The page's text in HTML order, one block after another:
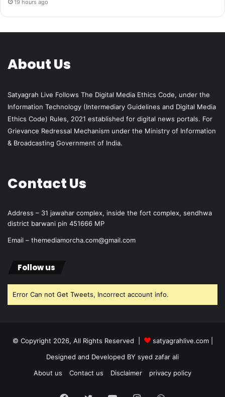
19 hours ago
About Us
Satyagrah Live Follows The Digital Media Ethics Code, under the
Information Technology (Intermediary Guidelines and Digital Media
Ethics Code) Rules, 2021 established for digital news portals. For
Grievance Redressal Mechanism under the Ministry of Information
& Broadcasting Government of India.
Contact Us
Address – 31 jawahar complex, inside the fort complex, sendhwa
district barwani pin 451666 MP
Email – themediamorcha.com@gmail.com
Follow us
Error Can not Get Tweets, Incorrect account info.
© Copyright 2026, All Rights Reserved | satyagrahlive.com|
Designed and Developed BY syed zafar ali
About us
Contact us Disclaimer privacy policy